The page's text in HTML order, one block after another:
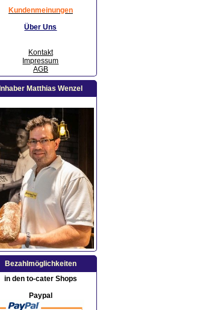
Kundenmeinungen
Über Uns
Kontakt
Impressum
AGB
Inhaber Matthias Wenzel
Bezahlmöglichkeiten
in den to-cater Shops
Paypal